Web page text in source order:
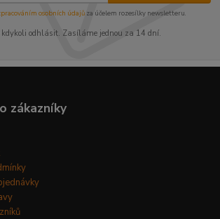
osobních údajůza účelem rozesílky newsletteru.
kdykoli odhlásit. Zasíláme jednou za 14 dní.
zákazníky